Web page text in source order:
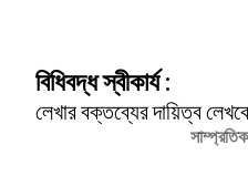
বিধিবদ্ধ স্বীকার্য :
লেখার বক্তব্যের দায়িত্ব